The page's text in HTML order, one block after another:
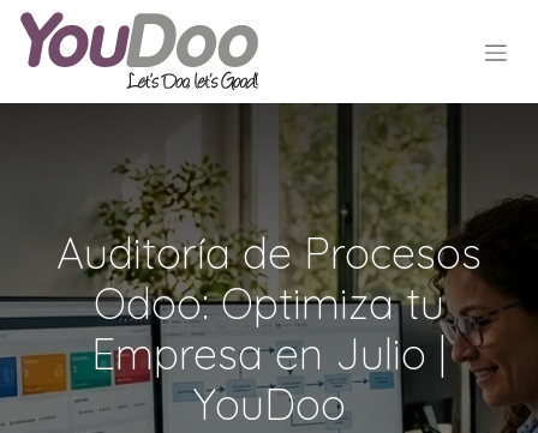
Auditoría de Procesos
Odoo: Optimiza tu
Empresa en Julio |
YouDoo